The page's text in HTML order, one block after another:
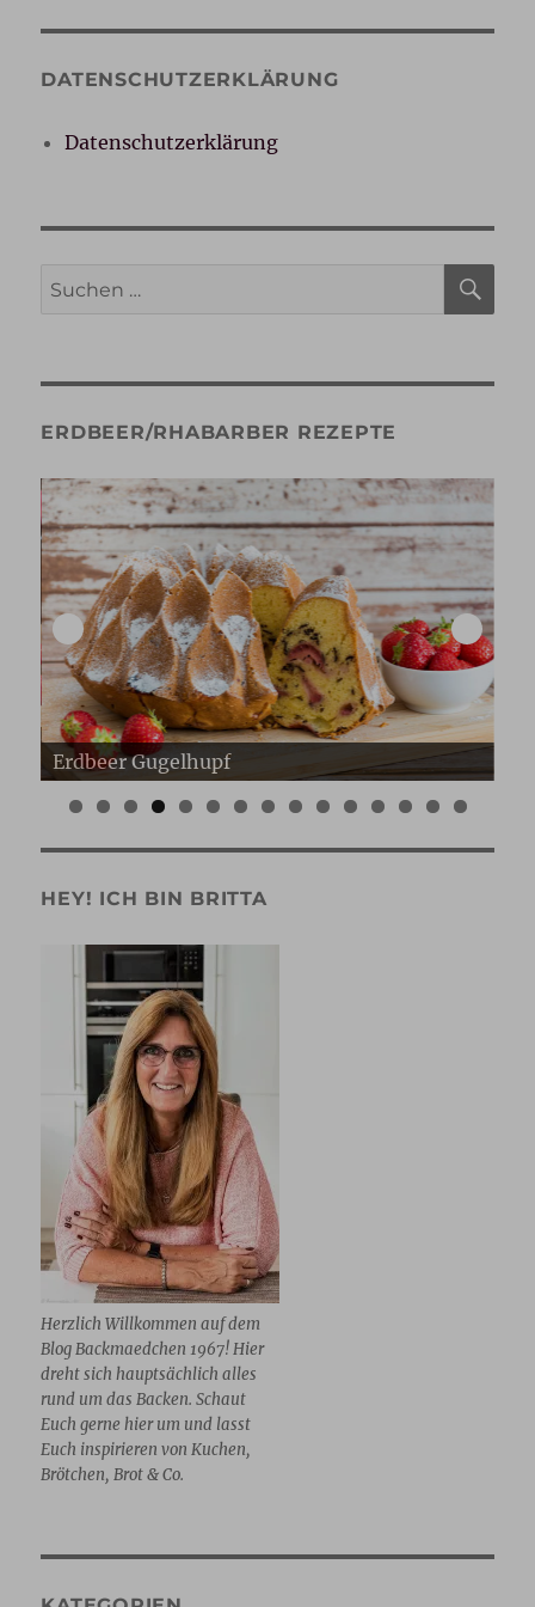
DATENSCHUTZERKLÄRUNG
Datenschutzerklärung
Suche
ERDBEER/RHABARBER REZEPTE
Erdbeerpudding Tarte
0 1 2 3 4 5
HEY! ICH BIN BRITTA
Herzlich Willkommen auf dem
Blog Backmaedchen 1967! Hier
dreht sich hauptsächlich alles
rund um das Backen. Schaut
Euch gerne hier um und lasst
Euch inspirieren von Kuchen,
Brötchen, Brot & Co.